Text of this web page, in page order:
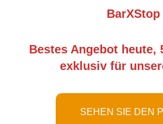
BarXStop
Bestes Angebot heute,
exklusiv für
SEHEN SIE DEN